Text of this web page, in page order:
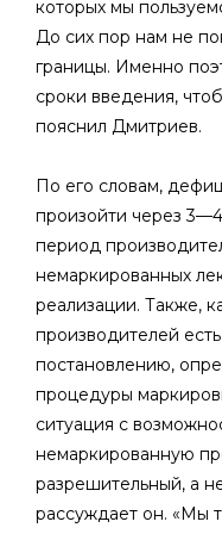
которых мы
До сих пор нам не
границы. Именно
сроки введения,
пояснил Дмитриев.
По его словам,
произойти через
период
немаркированных
реализации. Также,
производителей
постановлению,
процедуры
ситуация с
немаркированную
разрешительный, а
рассуждает он. «Мы